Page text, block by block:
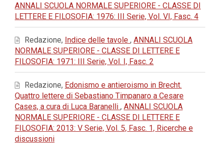
ANNALI SCUOLA NORMALE SUPERIORE - CLASSE DI
LETTERE E FILOSOFIA: 1976: III Serie, Vol. VI, Fasc. 4
Redazione, Indice delle tavole , ANNALI SCUOLA
NORMALE SUPERIORE - CLASSE DI LETTERE E
FILOSOFIA: 1971: III Serie, Vol. I, Fasc. 2
Redazione, Edonismo e antieroismo in Brecht.
Quattro lettere di Sebastiano Timpanaro a Cesare
Cases, a cura di Luca Baranelli , ANNALI SCUOLA
NORMALE SUPERIORE - CLASSE DI LETTERE E
FILOSOFIA: 2013: V Serie, Vol. 5, Fasc. 1, Ricerche e
discussioni